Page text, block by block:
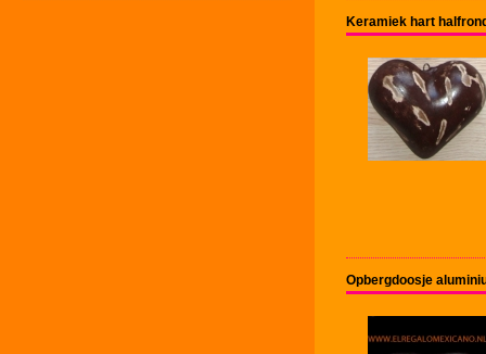
Keramiek hart
Opbergdoosje